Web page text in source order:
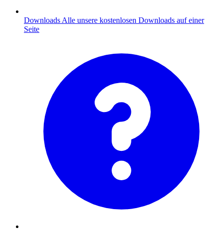
Downloads Alle unsere kostenlosen Downloads auf einer
Seite